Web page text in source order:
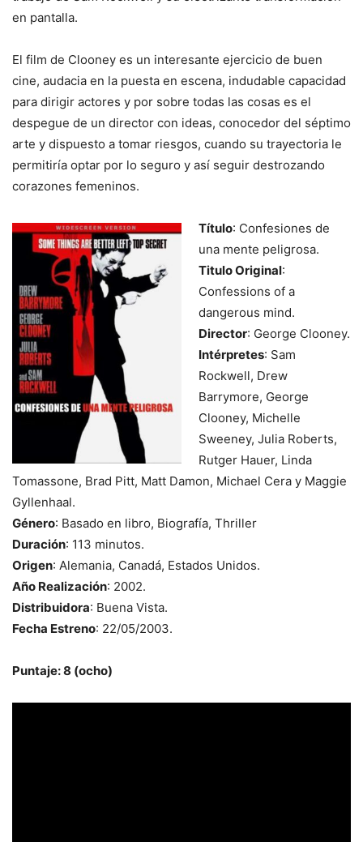
en pantalla.
El film de Clooney es un interesante ejercicio de buen
cine, audacia en la puesta en escena, indudable capacidad
para dirigir actores y por sobre todas las cosas es el
despegue de un director con ideas, conocedor del séptimo
arte y dispuesto a tomar riesgos, cuando su trayectoria le
permitiría optar por lo seguro y así seguir destrozando
corazones femeninos.
Título: Confesiones de
una mente peligrosa.
Titulo Original:
Confessions of a
dangerous mind.
Director: George Clooney.
Intérpretes: Sam
Rockwell, Drew
Barrymore, George
Clooney, Michelle
Sweeney, Julia Roberts,
Rutger Hauer, Linda
Tomassone, Brad Pitt, Matt Damon, Michael Cera y Maggie
Gyllenhaal.
Género: Basado en libro, Biografía, Thriller
Duración: 113 minutos.
Origen: Alemania, Canadá, Estados Unidos.
Año Realización: 2002.
Distribuidora: Buena Vista.
Fecha Estreno: 22/05/2003.
Puntaje: 8 (ocho)